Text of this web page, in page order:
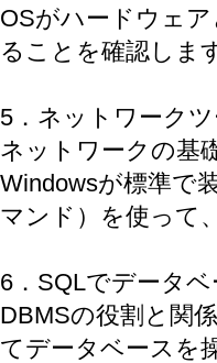
OSがハードウェ
ることを確認しま
5．ネットワーク
ネットワークの基
Windowsが標準で
マンド）を使って
6．SQLでデータ
DBMSの役割と関
てデータベースを